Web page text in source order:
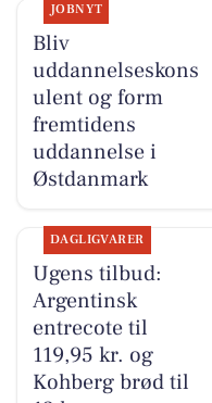
JOBNYT
Bliv
uddannelseskons
ulent og form
fremtidens
uddannelse i
Østdanmark
DAGLIGVARER
Ugens tilbud:
Argentinsk
entrecote til
119,95 kr. og
Kohberg brød til